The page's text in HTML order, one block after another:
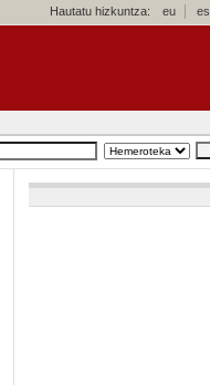
Hautatu hizkuntza: eu es